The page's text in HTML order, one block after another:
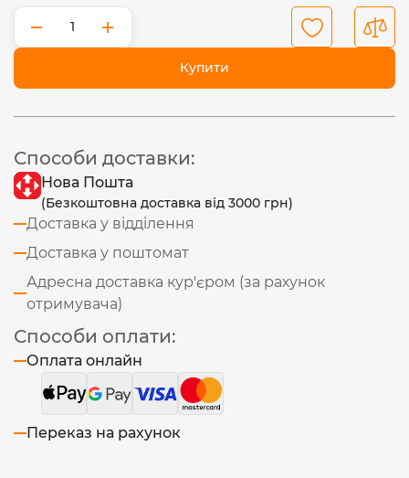
− +
Купити
Способи доставки:
Нова Пошта
(Безкоштовна доставка від 3000 грн)
Доставка у відділення
Доставка у поштомат
Адресна доставка кур'єром (за рахунок
отримувача)
Способи оплати:
Оплата онлайн
Переказ на рахунок